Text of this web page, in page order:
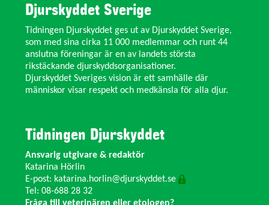
Djurskyddet Sverige
Tidningen Djurskyddet ges ut av Djurskyddet Sverige,
som med sina cirka 11 000 medlemmar och runt 44
anslutna föreningar är en av landets största
rikstäckande djurskyddsorganisationer.
Djurskyddet Sveriges vision är ett samhälle där
människor visar respekt och medkänsla för alla djur.
Tidningen Djurskyddet
Ansvarig utgivare & redaktör
Katarina Hörlin
E-post: katarina.horlin@djurskyddet.se
Tel: 08-688 28 32
Fråga till veterinären eller etologen?